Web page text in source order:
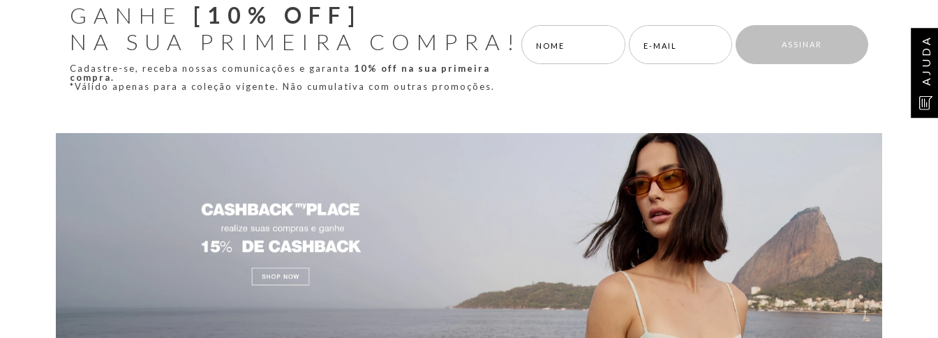
AJUDA
GANHE [10% OFF]
NA SUA PRIMEIRA COMPRA!
Cadastre-se, receba nossas comunicações e garanta 10% off na sua primeira
compra.
*Válido apenas para a coleção vigente. Não cumulativa com outras promoções.
ASSINAR